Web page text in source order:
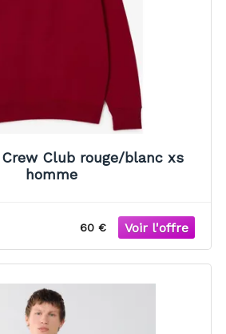
Club rouge/blanc xs
homme
60 €